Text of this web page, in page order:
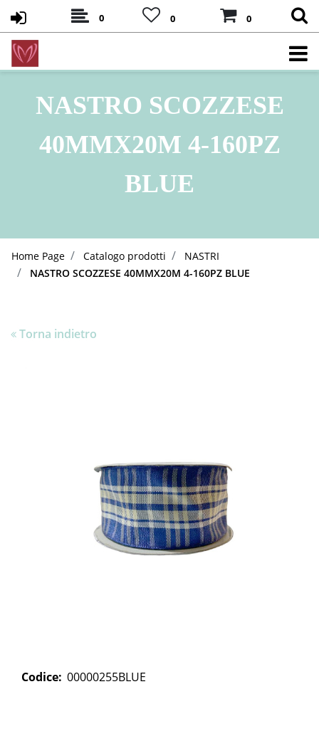
0 0 0
NASTRO SCOZZESE
40MMX20M 4-160PZ
BLUE
Home Page Catalogo prodotti
NASTRI
NASTRO SCOZZESE 40MMX20M 4-160PZ BLUE
Torna indietro
Codice: 00000255BLUE